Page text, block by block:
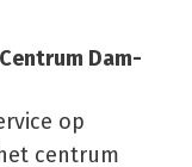
Dam­
op
centrum